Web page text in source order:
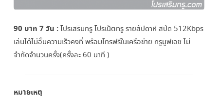
สปีด
โทร
ทรู
90 บาท 7 วัน :โปรเสริมทรู โปรเน็ตทรู รายสัปดาห์ สปีด 512Kbps
เล่นได้ไม่อั้นความเร็วคงที่ พร้อมโทรฟรีในเครือข่าย ทรูมูฟเอช ไม่
จำกัดจำนวนครั้ง(ครั้งละ 60 นาที )
หมายเหตุ